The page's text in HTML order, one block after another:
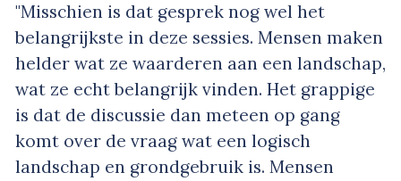
"Misschien is dat gesprek nog wel het
belangrijkste in deze sessies. Mensen maken
helder wat ze waarderen aan een landschap,
wat ze echt belangrijk vinden. Het grappige
is dat de discussie dan meteen op gang
komt over de vraag wat een logisch
landschap en grondgebruik is. Mensen